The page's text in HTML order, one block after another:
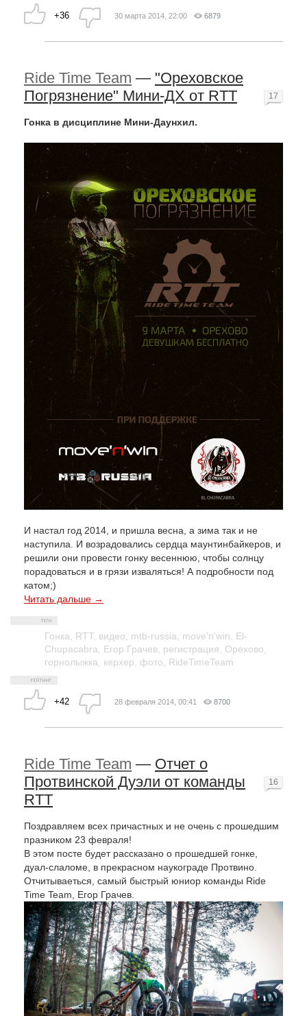
+36 30 марта 2014, 22:00 6879
Ride Time Team — "Ореховское
Погрязнение" Мини-ДХ от RTT
Гонка в дисциплине Мини-Даунхил.
И настал год 2014, и пришла весна, а зима так и не
наступила. И возрадовались сердца маунтинбайкеров, и
решили они провести гонку весеннюю, чтобы солнцу
порадоваться и в грязи изваляться! А подробности под
катом;)
Читать дальше →
Гонка RTT, видео mtb-russia move'n'win
El-
Chupacabra
Егор Грачев регистрация Орехово
горнолыжка
керхер фото RideTimeTeam
+42
17
28 февраля 2014, 00:41 8700
Ride Time Team — Отчет о
Протвинской Дуэли от команды
RTT
Поздравляем всех причастных и не очень с прошедшим
празником 23 февраля!
В этом посте будет рассказано о прошедшей гонке,
дуал-слаломе, в прекрасном наукограде Протвино.
Отчитываеться, самый быстрый юниор команды Ride
Time Team, Егор Грачев.
16